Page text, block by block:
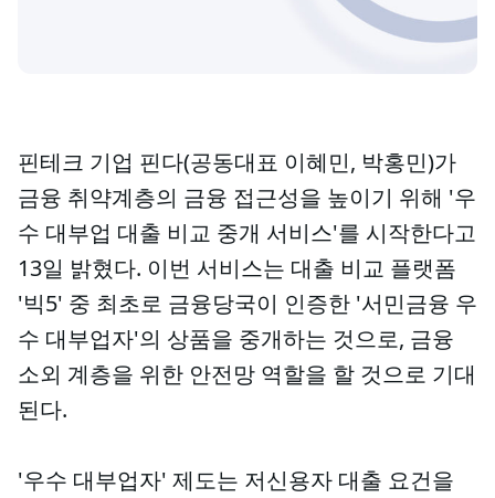
핀테크 기업 핀다(공동대표 이혜민, 박홍민)가
금융 취약계층의 금융 접근성을 높이기 위해 '우
수 대부업 대출 비교 중개 서비스'를 시작한다고
13일 밝혔다. 이번 서비스는 대출 비교 플랫폼
'빅5' 중 최초로 금융당국이 인증한 '서민금융 우
수 대부업자'의 상품을 중개하는 것으로, 금융
소외 계층을 위한 안전망 역할을 할 것으로 기대
된다.
'우수 대부업자' 제도는 저신용자 대출 요건을